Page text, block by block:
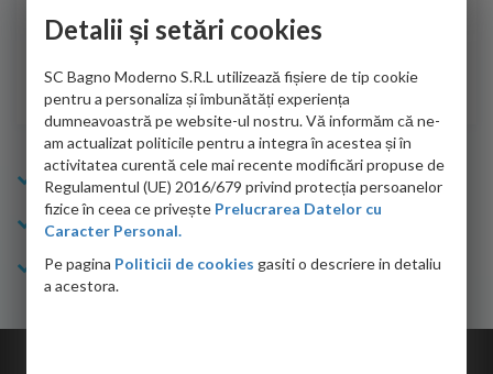
adus coletul in siguranta.Numai bine, va doresc!
Sofrone Viviana -28.07.2026
Info Bagno
Cumparaturi
Suport clienti
Detalii și setări cookies
SC Bagno Moderno S.R.L utilizează fișiere de tip cookie
pentru a personaliza și îmbunătăți experiența
dumneavoastră pe website-ul nostru. Vă informăm că ne-
am actualizat politicile pentru a integra în acestea și în
activitatea curentă cele mai recente modificări propuse de
Regulamentul (UE) 2016/679 privind protecția persoanelor
fizice în ceea ce privește Prelucrarea Datelor cu
Caracter Personal.
Pe pagina Politicii de cookies gasiti o descriere in detaliu
a acestora.